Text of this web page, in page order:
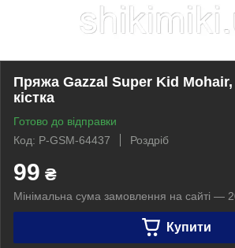
Пряжа Gazzal Super Kid
кістка
Готово до відправки
Код: P-GSM-64437
Роздріб
99 ₴
Мінімальна сума замовлення на сайті —
Купити